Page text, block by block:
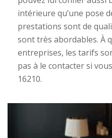
intérieure qu’une pose
prestations sont de
sont très abordables. À
entreprises, les tarifs
pas à le contacter si
16210.